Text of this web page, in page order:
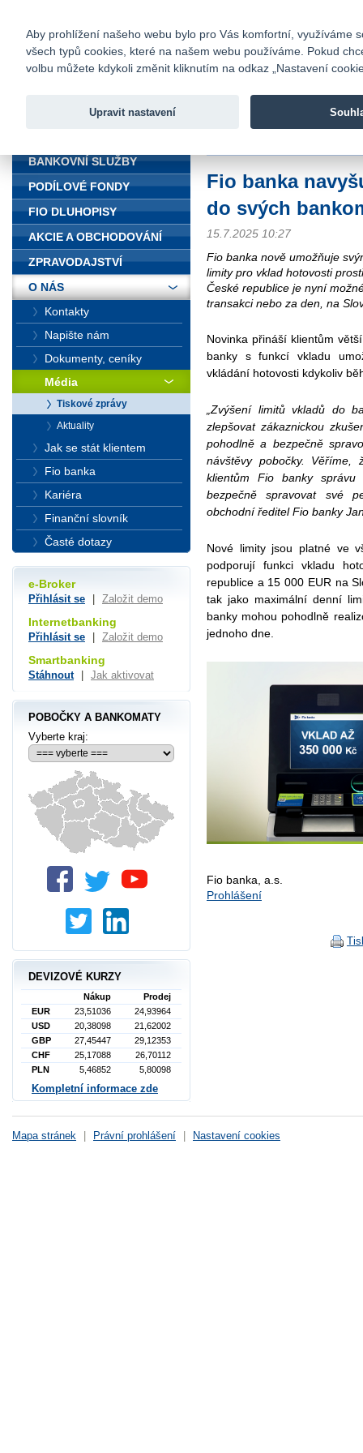
Fio banka
Fio banka
Fio banka
do svých
15.7.2025 10:27
Fio banka nově umožňuje
limity pro vklad hotovosti
České republice je nyní
transakci nebo za den, na
Novinka přináší klientům
banky s funkcí vkladu
vkládání hotovosti kdykoliv
„Zvýšení limitů vkladů do
zlepšovat zákaznickou
pohodlně a bezpečně
návštěvy pobočky.
klientům Fio banky
bezpečně spravovat své
obchodní ředitel Fio banky
Nové limity jsou platné ve
podporují funkci vkladu
republice a 15 000 EUR na
tak jako maximální denní
banky mohou pohodlně
jednoho dne.
Fio banka, a.s.
Prohlášení
BANKOVNÍ SLUŽBY
PODÍLOVÉ FONDY
FIO DLUHOPISY
AKCIE A OBCHODOVÁNÍ
ZPRAVODAJSTVÍ
O NÁS
Kontakty
Napište nám
Dokumenty, ceníky
Média
Tiskové zprávy
Aktuality
Jak se stát klientem
Fio banka
Kariéra
Finanční slovník
Časté dotazy
e-Broker
Přihlásit se Založit demo
Internetbanking
Přihlásit se Založit demo
Smartbanking
Stáhnout Jak aktivovat
POBOČKY A BANKOMATY
Vyberte kraj:
DEVIZOVÉ KURZY
Nákup
Prodej
EUR
23,51036
24,93964
USD
20,38098
21,62002
GBP
27,45447
29,12353
CHF
25,17088
26,70112
PLN
5,46852 5,80098
Kompletní informace zde
Mapa stránek Právní prohlášení Nastavení cookies
Aby prohlížení našeho webu bylo pro Vás komfortní, využíváme
všech typů cookies, které na našem webu používáme. Pokud
volbu můžete kdykoli změnit kliknutím na odkaz „Nastavení
Upravit nastavení